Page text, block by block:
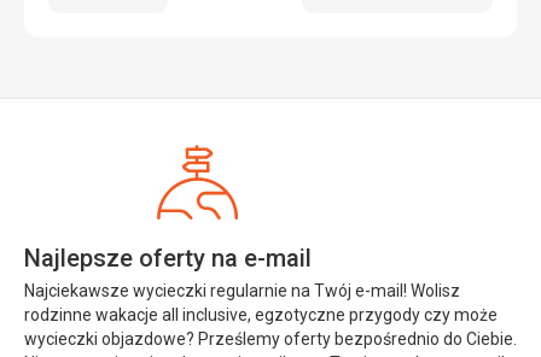
Najlepsze oferty na e-mail
Najciekawsze wycieczki regularnie na Twój e-mail! Wolisz
rodzinne wakacje all inclusive, egzotyczne przygody czy może
wycieczki objazdowe? Prześlemy oferty bezpośrednio do Ciebie.